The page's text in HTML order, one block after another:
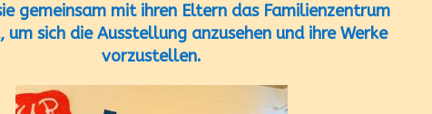
gemeinsam mit ihren Eltern das Familienzentrum
sich die Ausstellung anzusehen und ihre Werke
vorzustellen.